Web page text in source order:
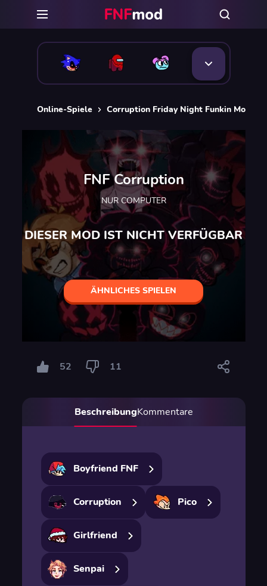
Online-Spiele Сorruption Friday Night Funkin Mods
FNF Corruption
NUR COMPUTER
DIESER MOD IST NICHT VERFÜGBAR
ÄHNLICHES SPIELEN
52 11
BeschreibungKommentare
Boyfriend FNF
Corruption Pico
Girlfriend
Senpai